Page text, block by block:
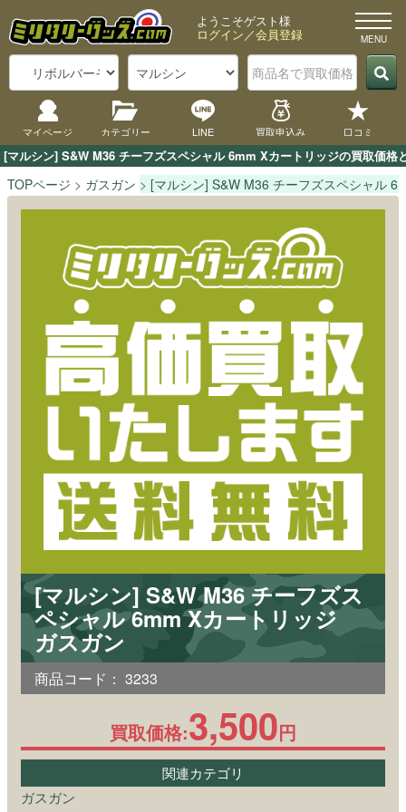
[マルシン] S&W M36 チーフズスペシャル 6mm Xカートリッジの買取価
ようこそゲスト様
ログイン／会員登録
マイページ カテゴリー LINE 買取申込み 口コミ
TOPページ ガスガン [マルシン] S&W M36 チーフズスペシャル
[マルシン] S&W M36 チーフズス
ペシャル 6mm Xカートリッジ
ガスガン
商品コード： 3233
買取価格:3,500円
関連カテゴリ
ガスガン